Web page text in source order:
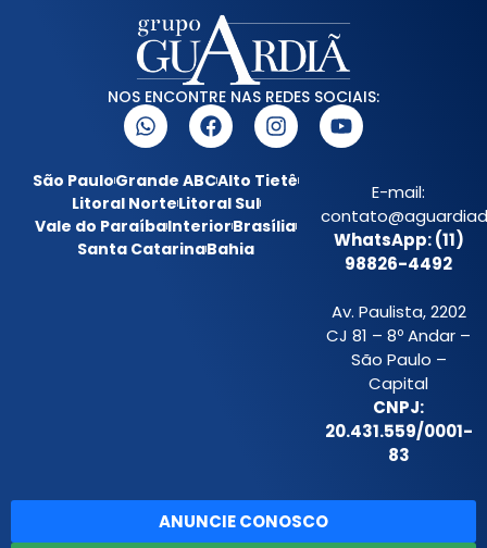
NOS ENCONTRE NAS REDES SOCIAIS:
São PauloGrande ABCAlto Tietê
Litoral NorteLitoral Sul
Vale do ParaíbaInteriorBrasília
Santa CatarinaBahia
E-mail:
WhatsApp: (11)
98826-4492
Av. Paulista, 2202
CJ 81 – 8º Andar –
São Paulo –
Capital
CNPJ:
20.431.559/0001-
83
ANUNCIE CONOSCO